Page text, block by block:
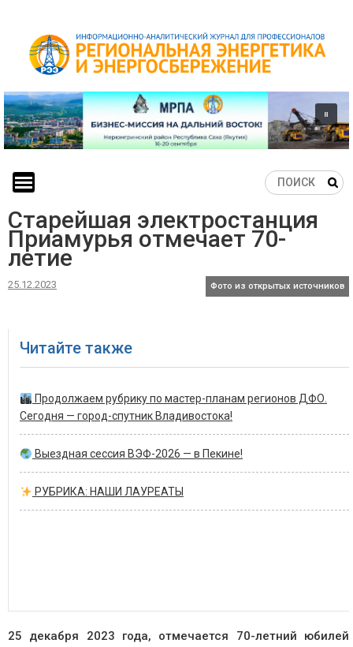
content
Старейшая электростанция
Приамурья отмечает 70-
летие
25.12.2023 Фото из открытых источников
Читайте также
Продолжаем рубрику по мастер-планам регионов ДФО.
Сегодня — город-спутник Владивостока!
Выездная сессия ВЭФ-2026 — в Пекине!
РУБРИКА: НАШИ ЛАУРЕАТЫ
25 декабря 2023 года, отмечается 70-летний юбилей